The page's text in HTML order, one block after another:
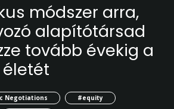
módszer arra,
alapítótársad
tovább évekig a
Negotiations
#equity